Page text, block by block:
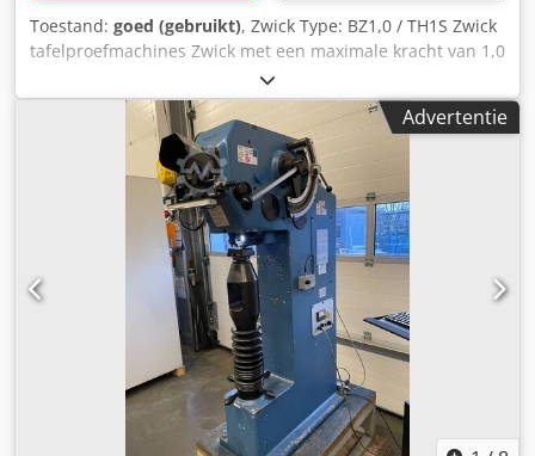
Toestand: goed (gebruikt), Zwick Type: BZ1,0 / TH1S Zwick
tafelproefmachines Zwick met een maximale kracht van 1,0
kN. Traverse-slag: 1150 mm. Testsnelheid: 0,1 ... 1800
mm/min Leveringsomvang (zie foto's). (Wijzigingen en
fouten in technische gegevens en informatie
voorbehouden!) Voor verdere vragen kunt u ons gerust
telefonisch contacteren. Dcjdpfx Ahjzdryzj Ask
Advertentie